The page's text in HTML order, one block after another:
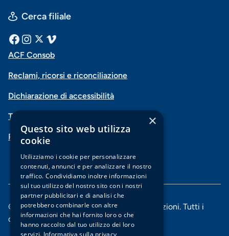
Cerca filiale
Menu
social
Facebook
InstagramVimeo
Menu
navigazione
piè
di
pagina
ACF Consob
Reclami, ricorsi e riconciliazione
Dichiarazione di accessibilità
Trasparenza
PSD2-Open Banking
© 2025 Banca di Piacenza soc. coop. per azioni. Tutti i
diritti riservati.
×
Questo sito web utilizza
cookie
Utilizziamo i cookie per personalizzare
contenuti, annunci e per analizzare il nostro
traffico. Condividiamo inoltre informazioni
sul tuo utilizzo del nostro sito con i nostri
partner pubblicitari e di analisi che
potrebbero combinarle con altre
informazioni che hai fornito loro o che
hanno raccolto dal tuo utilizzo dei loro
servizi. Informativa sulla privacy